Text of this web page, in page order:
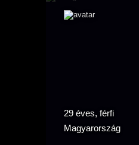
29 éves, férfi
Magyarország